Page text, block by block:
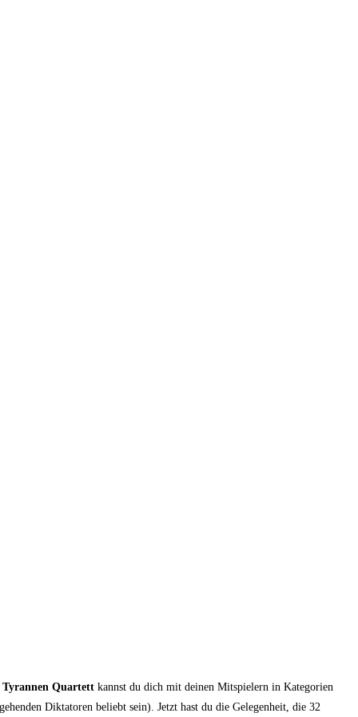
Tyrannen Quartett kannst du dich mit deinen Mitspielern in Kategorien
Diktatoren beliebt sein). Jetzt hast du die Gelegenheit, die 32